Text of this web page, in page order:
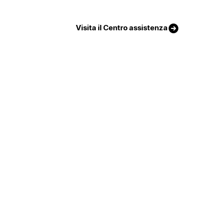
Visita il Centro assistenza